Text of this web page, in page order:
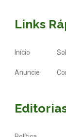
Links
Início
Anuncie